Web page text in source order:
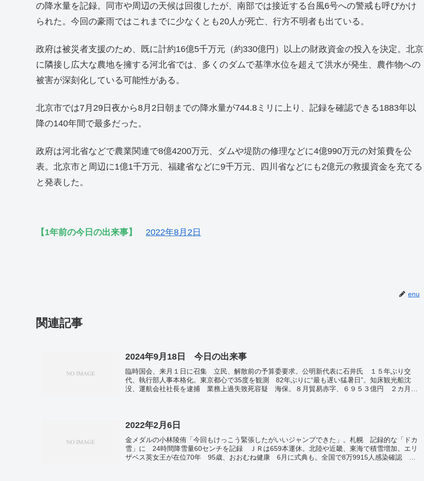
の降水量を記録。同市や周辺の天候は回復したが、南部では接近する台風6号への警戒も呼びかけ
られた。今回の豪雨ではこれまでに少なくとも20人が死亡、行方不明者も出ている。
政府は被災者支援のため、既に計約16億5千万元（約330億円）以上の財政資金の投入を決定。北京
に隣接し広大な農地を擁する河北省では、多くのダムで基準水位を超えて洪水が発生、農作物への
被害が深刻化している可能性がある。
北京市では7月29日夜から8月2日朝までの降水量が744.8ミリに上り、記録を確認できる1883年以
降の140年間で最多だった。
政府は河北省などで農業関連で8億4200万元、ダムや堤防の修理などに4億990万元の対策費を公
表。北京市と周辺に1億1千万元、福建省などに9千万元、四川省などにも2億元の救援資金を充てる
と発表した。
【1年前の今日の出来事】 2022年8月2日
enu
関連記事
2024年9月18日 今日の出来事
臨時国会、来月１日に召集 立民、解散前の予算委要求。公明新代表に石井氏 １５年ぶり交
代、執行部人事本格化。東京都心で35度を観測 82年ぶりに“最も遅い猛暑日”。知床観光船沈
没、運航会社社長を逮捕 業務上過失致死容疑 海保。８月貿易赤字、６９５３億円 ２カ月連
携第１弾。米ＦＲＢ、利下げへ協議 大幅緩和の観測も。
2022年2月6日
金メダルの小林陵侑「今回もけっこう緊張したがいいジャンプできた」。札幌 記録的な「ドカ
雪」に 24時間降雪量60センチを記録 ＪＲは659本運休。北陸や近畿、東海で積雪増加。エリ
ザベス英女王が在位70年 95歳、おおむね健康 6月に式典も。全国で8万9915人感染確認 日